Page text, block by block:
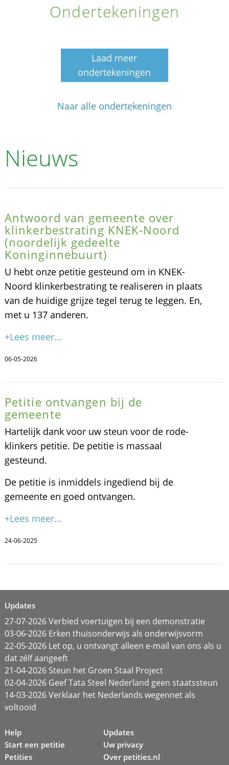
Ondertekeningen
Laad meer
ondertekeningen
Naar alle ondertekeningen
Nieuws
Antwoord van gemeente over
klinkerbestrating KNEK-Noord
(noordelijk gedeelte
Koninginnebuurt)
U hebt onze petitie gesteund om in KNEK-
Noord klinkerbestrating te realiseren in plaats
van de huidige grijze tegel terug te leggen. En,
met u 137 anderen.
+Lees meer...
06-05-2026
Petitie ontvangen bij de
gemeente
Hartelijk dank voor uw steun voor de rode-
klinkers petitie. De petitie is massaal
gesteund.
De petitie is inmiddels ingediend bij de
gemeente en goed ontvangen.
+Lees meer...
24-06-2025
Updates
27-07-2026 Verbied voertuigen bij een demonstratie
03-06-2026 Erken thuisonderwijs als onderwijsvorm
22-05-2026 Let op, u ontvangt alleen e-mail van ons als u
dat zélf aangeeft
21-04-2026 Steun het Groen Staal Project
02-04-2026 Geef Tata Steel Nederland geen staatssteun
14-03-2026 Verklaar het Nederlands wegennet als
voltooid
Help
Start een petitie
Petities
Updates
Uw privacy
Over petities.nl